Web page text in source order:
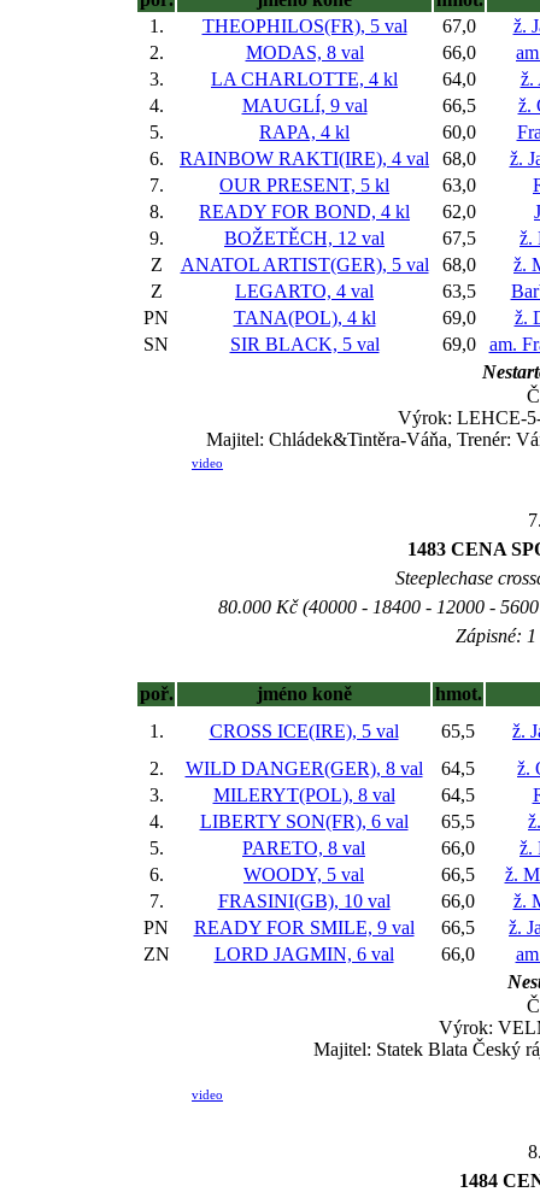
1.
THEOPHILOS(FR), 5 val 67,0
ž.
2.
MODAS, 8 val 66,0
3.
LA CHARLOTTE, 4 kl 64,0
ž.
4.
MAUGLÍ, 9 val 66,5
ž.
5.
RAPA, 4 kl 60,0
6.
RAINBOW RAKTI(IRE), 4 val 68,0
ž.
7.
OUR PRESENT, 5 kl 63,0
8.
READY FOR BOND, 4 kl 62,0
9.
BOŽETĚCH, 12 val 67,5
ž.
Z
ANATOL ARTIST(GER), 5 val 68,0
ž.
Z
LEGARTO, 4 val 63,5
PN
TANA(POL), 4 kl 69,0
ž.
SN
SIR BLACK, 5 val 69,0
am.
Výrok: LEHCE-
Majitel: Chládek&Tintěra-Váňa, Trenér:
video
1483 CENA
Steeplechase
80.000 Kč (40000 - 18400 - 12000 -
Zápisné:
poř. jméno koně
hmot.
1.
CROSS ICE(IRE), 5 val 65,5
ž.
2.
WILD DANGER(GER), 8 val 64,5
ž.
3.
MILERYT(POL), 8 val 64,5
4.
LIBERTY SON(FR), 6 val 65,5
5.
PARETO, 8 val 66,0
ž.
6.
WOODY, 5 val 66,5
ž.
7.
FRASINI(GB), 10 val 66,0
ž.
PN
READY FOR SMILE, 9 val 66,5
ž.
ZN
LORD JAGMIN, 6 val 66,0
Výrok:
Majitel: Statek Blata Český
video
1484